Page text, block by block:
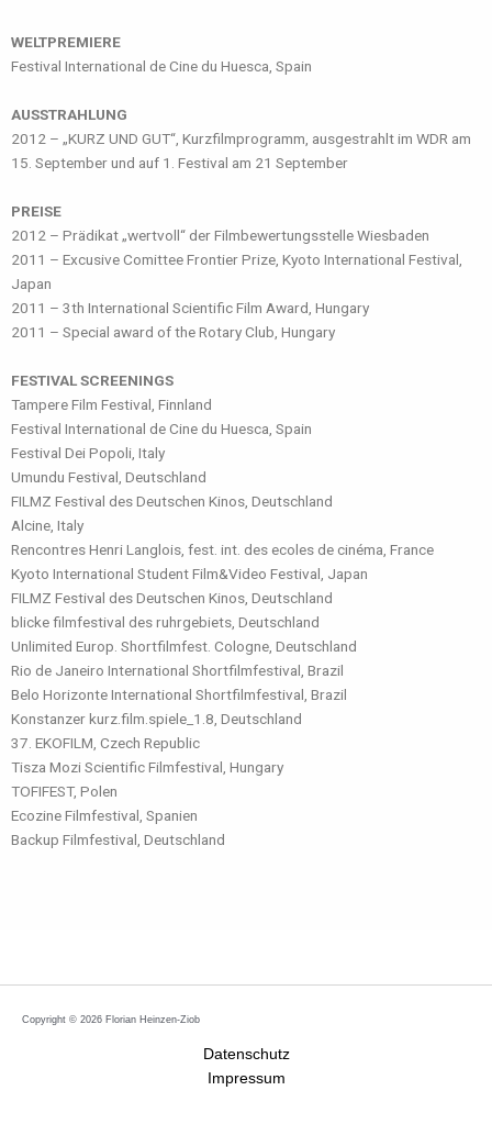
WELTPREMIERE
Festival International de Cine du Huesca, Spain
AUSSTRAHLUNG
2012 – „KURZ UND GUT“, Kurzfilmprogramm, ausgestrahlt im WDR am
15. September und auf 1. Festival am 21 September
PREISE
2012 – Prädikat „wertvoll“ der Filmbewertungsstelle Wiesbaden
2011 – Excusive Comittee Frontier Prize, Kyoto International Festival,
Japan
2011 – 3th International Scientific Film Award, Hungary
2011 – Special award of the Rotary Club, Hungary
FESTIVAL SCREENINGS
Tampere Film Festival, Finnland
Festival International de Cine du Huesca, Spain
Festival Dei Popoli, Italy
Umundu Festival, Deutschland
FILMZ Festival des Deutschen Kinos, Deutschland
Alcine, Italy
Rencontres Henri Langlois, fest. int. des ecoles de cinéma, France
Kyoto International Student Film&Video Festival, Japan
FILMZ Festival des Deutschen Kinos, Deutschland
blicke filmfestival des ruhrgebiets, Deutschland
Unlimited Europ. Shortfilmfest. Cologne, Deutschland
Rio de Janeiro International Shortfilmfestival, Brazil
Belo Horizonte International Shortfilmfestival, Brazil
Konstanzer kurz.film.spiele_1.8, Deutschland
37. EKOFILM, Czech Republic
Tisza Mozi Scientific Filmfestival, Hungary
TOFIFEST, Polen
Ecozine Filmfestival, Spanien
Backup Filmfestival, Deutschland
Copyright © 2026 Florian Heinzen-Ziob
Datenschutz
Impressum